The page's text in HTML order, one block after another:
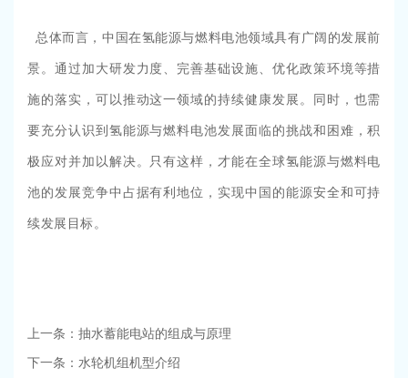
总体而言，中国在氢能源与燃料电池领域具有广阔的发展前
景。通过加大研发力度、完善基础设施、优化政策环境等措
施的落实，可以推动这一领域的持续健康发展。同时，也需
要充分认识到氢能源与燃料电池发展面临的挑战和困难，积
极应对并加以解决。只有这样，才能在全球氢能源与燃料电
池的发展竞争中占据有利地位，实现中国的能源安全和可持
续发展目标。
上一条：抽水蓄能电站的组成与原理
下一条：水轮机组机型介绍